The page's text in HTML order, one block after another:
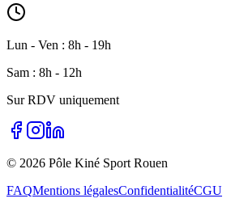
Lun - Ven : 8h - 19h
Sam : 8h - 12h
Sur RDV uniquement
© 2026 Pôle Kiné Sport Rouen
FAQMentions légalesConfidentialitéCGU